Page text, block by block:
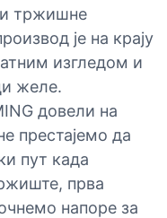
тржишне
је на крају
изгледом и
желе.
довели на
престајемо да
пут када
прва
напоре за